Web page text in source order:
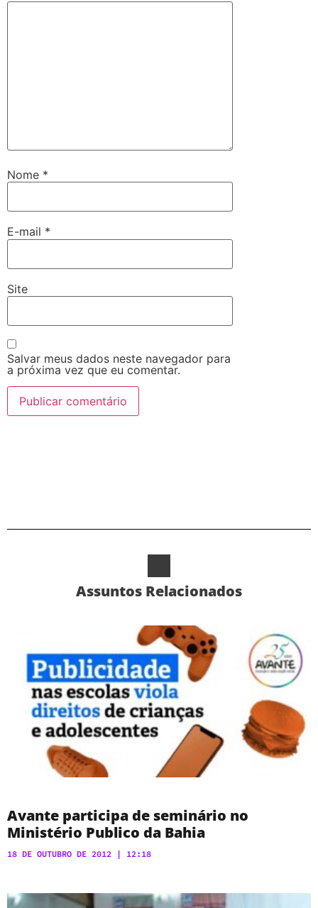
Nome *
E-mail *
Site
Salvar meus dados neste navegador para
a próxima vez que eu comentar.
Assuntos Relacionados
Avante participa de seminário no
Ministério Publico da Bahia
18 DE OUTUBRO DE 2012 12:18